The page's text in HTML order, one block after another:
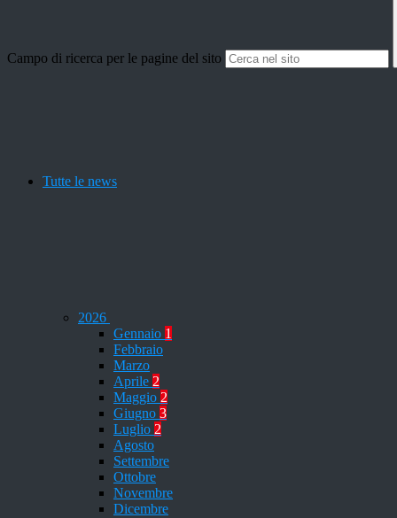
Campo di ricerca per le pagine del sito
Tutte le news
2026
Gennaio 1
Febbraio
Marzo
Aprile 2
Maggio 2
Giugno 3
Luglio 2
Agosto
Settembre
Ottobre
Novembre
Dicembre